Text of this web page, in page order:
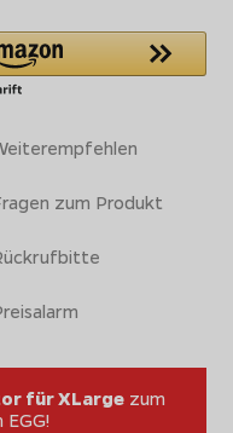
zum Produkt
für XLarge zum